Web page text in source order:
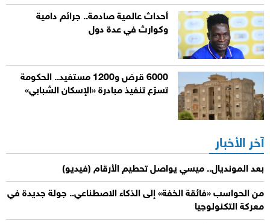
أحداث عالمية صادمة.. جرائم دامية
وكوارث في عدة دول
6000 قرض و1200 مستفيد.. الحكومة
تسرّع تنفيذ مبادرة «الإسكان الشبابي»
آخر الأخبار
بعد المونديال.. ميسي يواصل تحطيم الأرقام (فيديو)
من الحواسب «فائقة الخفة» إلى الذكاء الاصطناعي.. جولة جديدة في
معركة التكنولوجيا